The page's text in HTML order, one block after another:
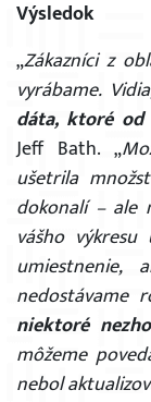
Výsledok
„Zákazníci z
vyrábame.
dáta, ktoré od
Jeff Bath. „
ušetrila
dokonalí – ale
vášho
nedostávame
niektoré
môžeme
nebol